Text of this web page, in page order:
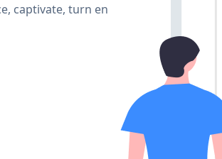
captivate, turn en